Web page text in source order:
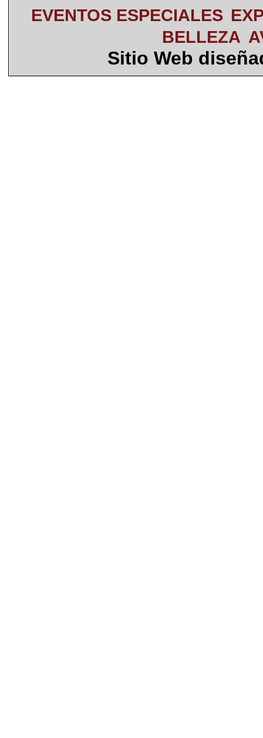
EVENTOS ESPECIALES
BELLEZA
Sitio Web